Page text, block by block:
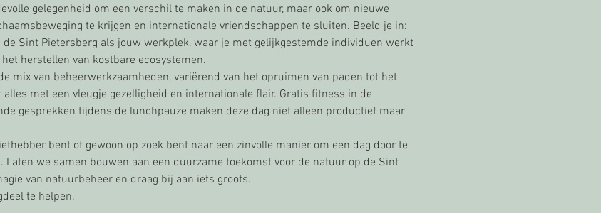
gelegenheid om een verschil te maken in de natuur, maar ook om nieuwe
te krijgen en internationale vriendschappen te sluiten. Beeld je in:
Sint Pietersberg als jouw werkplek, waar je met gelijkgestemde individuen werkt
herstellen van kostbare ecosystemen.
mix van beheerwerkzaamheden, variërend van het opruimen van paden tot het
met een vleugje gezelligheid en internationale flair. Gratis fitness in de
gesprekken tijdens de lunchpauze maken deze dag niet alleen productief maar
bent of gewoon op zoek bent naar een zinvolle manier om een dag door te
Laten we samen bouwen aan een duurzame toekomst voor de natuur op de Sint
van natuurbeheer en draag bij aan iets groots.
te helpen.